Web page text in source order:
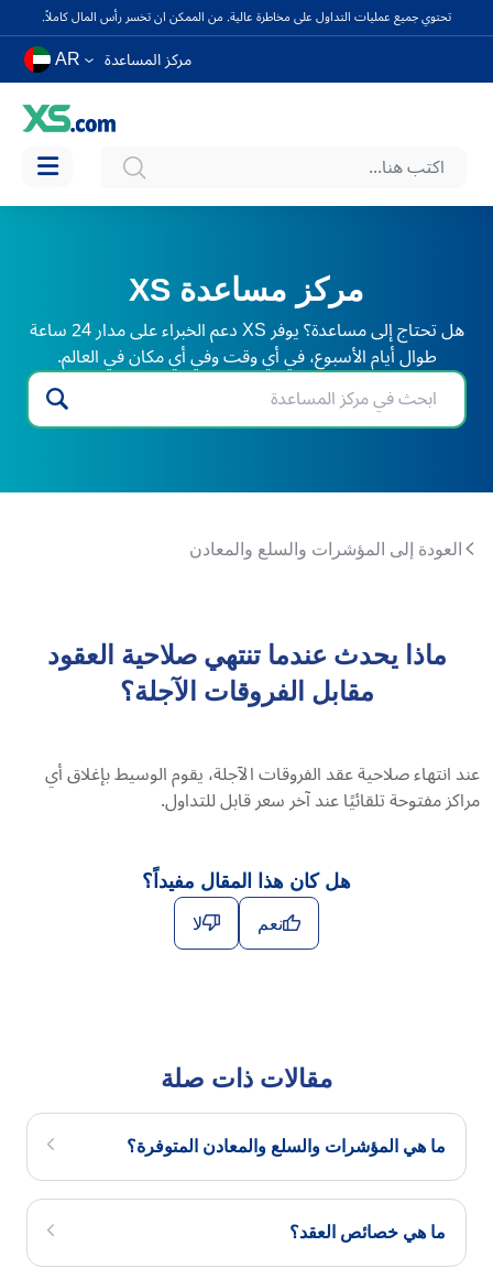
تحتوي جميع عمليات التداول على مخاطرة عالية. من الممكن ان تخسر رأس المال كاملاً.
مركز المساعدة AR
مركز مساعدة XS
هل تحتاج إلى مساعدة؟ يوفر XS دعم الخبراء على مدار 24 ساعة
طوال أيام الأسبوع، في أي وقت وفي أي مكان في العالم.
العودة إلى المؤشرات والسلع والمعادن
ماذا يحدث عندما تنتهي صلاحية العقود
مقابل الفروقات الآجلة؟
عند انتهاء صلاحية عقد الفروقات الآجلة، يقوم الوسيط بإغلاق أي
مراكز مفتوحة تلقائيًا عند آخر سعر قابل للتداول.
هل كان هذا المقال مفيداً؟
نعم لا
مقالات ذات صلة
ما هي المؤشرات والسلع والمعادن المتوفرة؟
ما هي خصائص العقد؟